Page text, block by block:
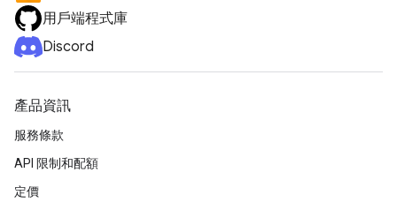
用戶端程式庫
Discord
產品資訊
服務條款
API 限制和配額
定價